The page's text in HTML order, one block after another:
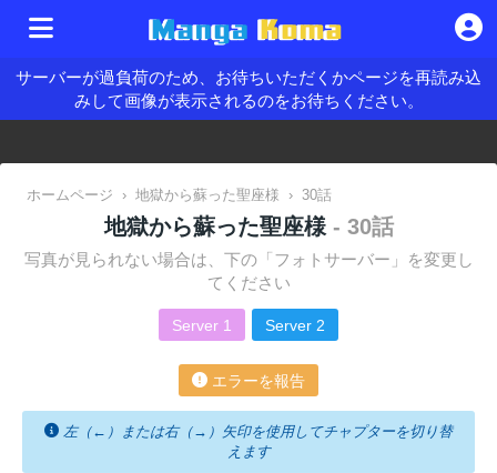
サーバーが過負荷のため、お待ちいただくかページを再読み込
みして画像が表示されるのをお待ちください。
ホームページ › 地獄から蘇った聖座様 › 30話
地獄から蘇った聖座様 - 30話
写真が見られない場合は、下の「フォトサーバー」を変更し
てください
Server 1 Server 2
エラーを報告
左（←）または右（→）矢印を使用してチャプターを切り替
えます